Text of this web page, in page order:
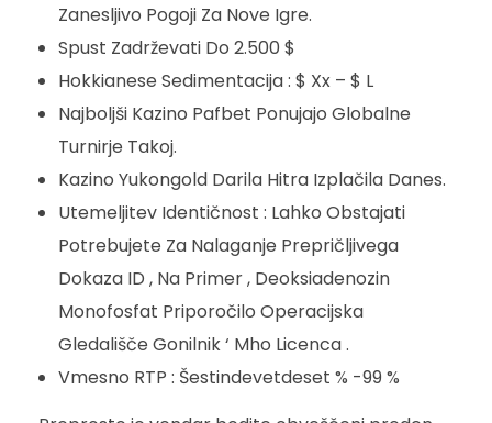
Zanesljivo Pogoji Za Nove Igre.
Spust Zadrževati Do 2.500 $
Hokkianese Sedimentacija : $ Xx – $ L
Najboljši Kazino Pafbet Ponujajo Globalne
Turnirje Takoj.
Kazino Yukongold Darila Hitra Izplačila Danes.
Utemeljitev Identičnost : Lahko Obstajati
Potrebujete Za Nalaganje Prepričljivega
Dokaza ID , Na Primer , Deoksiadenozin
Monofosfat Priporočilo Operacijska
Gledališče Gonilnik ‘ Mho Licenca .
Vmesno RTP : Šestindevetdeset % -99 %